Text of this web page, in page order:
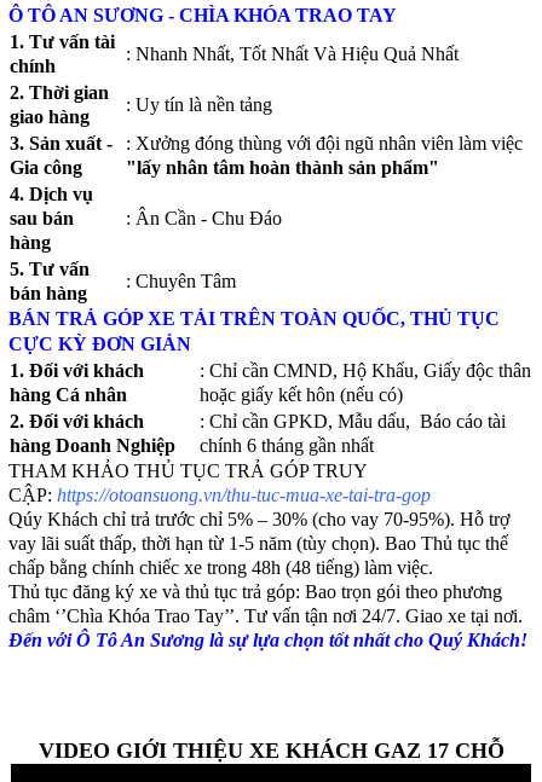
Ô TÔ AN SƯƠNG - CHÌA KHÓA TRAO TAY
1. Tư vấn tài
chính
: Nhanh Nhất, Tốt Nhất Và Hiệu Quả Nhất
2. Thời gian
giao hàng
: Uy tín là nền tảng
3. Sản xuất -
Gia công
: Xưởng đóng thùng với đội ngũ nhân viên làm việc
"lấy nhân tâm hoàn thành sản phẩm"
4. Dịch vụ
sau bán
hàng
: Ân Cần - Chu Đáo
5. Tư vấn
bán hàng
: Chuyên Tâm
BÁN TRẢ GÓP XE TẢI TRÊN TOÀN QUỐC, THỦ TỤC
CỰC KỲ ĐƠN GIẢN
1. Đối với khách
hàng Cá nhân
: Chỉ cần CMND, Hộ Khẩu, Giấy độc thân
hoặc giấy kết hôn (nếu có)
2. Đối với khách
hàng Doanh Nghiệp
: Chỉ cần GPKD, Mẫu dấu, Báo cáo tài
chính 6 tháng gần nhất
THAM KHẢO THỦ TỤC TRẢ GÓP TRUY
CẬP: https://otoansuong.vn/thu-tuc-mua-xe-tai-tra-gop
Qúy Khách chỉ trả trước chỉ 5% – 30% (cho vay 70-95%). Hỗ trợ
vay lãi suất thấp, thời hạn từ 1-5 năm (tùy chọn). Bao Thủ tục thế
chấp bằng chính chiếc xe trong 48h (48 tiếng) làm việc.
Thủ tục đăng ký xe và thủ tục trả góp: Bao trọn gói theo phương
châm ‘’Chìa Khóa Trao Tay’’. Tư vấn tận nơi 24/7. Giao xe tại nơi.
Đến với Ô Tô An Sương là sự lựa chọn tốt nhất cho Quý Khách!
VIDEO GIỚI THIỆU XE KHÁCH GAZ 17 CHỖ